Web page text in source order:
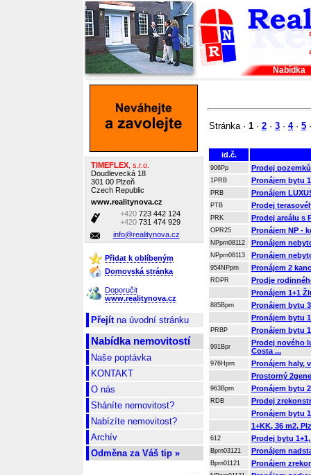
Nabídka
TIMEFLEX, s.r.o.
Doudlevecká 18
301 00 Plzeň
Czech Republic
www.realitynova.cz
+420723 442 124
+420731 474 929
info@realitynova.cz
Přidat k oblíbeným
Domovská stránka
Doporučit
www.realitynova.cz
Přejítna úvodní stránku
Nabídka nemovitostí
Naše poptávka
KONTAKT
O nás
Sháníte nemovitost?
Nabízíte nemovitost?
Archív
Odměna za Váš tip »
Stránka · 1 · 2 · 3 · 4· 5
id.č.
906Pp Prodej
1PRB Pronájem bytu
PRB Pronájem
PTB Prodej
PRK Prodej areálu s
OPR25 Pronájem NP -
NPprn08112 Pronájem
NPprn08113 Pronájem
954NPprn Pronájem 2
RDPR
Prodje
Pronájem 1+1
885Bprn
Pronájem bytu
Pronájem bytu
PRBP Pronájem bytu
991Bpr
Prodej nového
Costa ...
976Hprn
Pronájem haly,
Prostorný
963Bprn Pronájem bytu
RDB
Prodej
Pronájem bytu
1+KK, 36 m2,
612 Prodej bytu
Bprn03121 Pronájem
Bprn01121 Pronájem